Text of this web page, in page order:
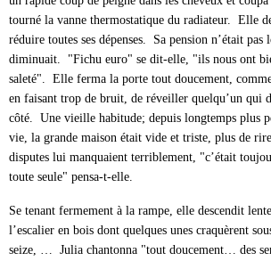
tourné la vanne thermostatique du radiateur. Elle
réduire toutes ses dépenses. Sa pension n’était pas
diminuait. "Fichu euro" se dit-elle, "ils nous ont
saleté". Elle ferma la porte tout doucement,
en faisant trop de bruit, de réveiller quelqu’un qui
côté. Une vieille habitude; depuis longtemps plus
vie, la grande maison était vide et triste, plus de
disputes lui manquaient terriblement, "c’était
toute seule" pensa-t-elle.
Se tenant fermement à la rampe, elle descendit
l’escalier en bois dont quelques unes craquèrent
seize, … Julia chantonna "tout doucement… des